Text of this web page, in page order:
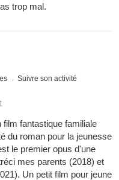
trop mal.
Suivre son activité
fantastique familiale
du roman pour la jeunesse
le premier opus d'une
mes parents (2018) et
Un petit film pour jeune